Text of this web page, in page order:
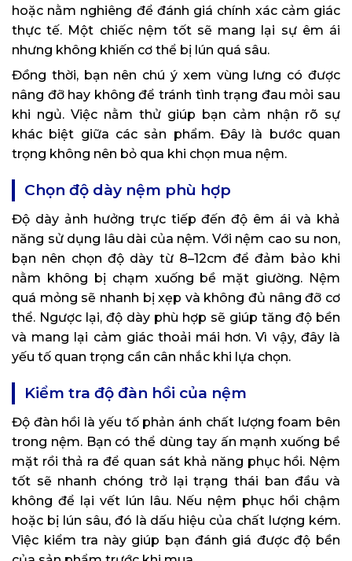
hoặc nằm nghiêng để đánh giá chính xác cảm giác
thực tế. Một chiếc nệm tốt sẽ mang lại sự êm ái
nhưng không khiến cơ thể bị lún quá sâu.
Đồng thời, bạn nên chú ý xem vùng lưng có được
nâng đỡ hay không để tránh tình trạng đau mỏi sau
khi ngủ. Việc nằm thử giúp bạn cảm nhận rõ sự
khác biệt giữa các sản phẩm. Đây là bước quan
trọng không nên bỏ qua khi chọn mua nệm.
Chọn độ dày nệm phù hợp
Độ dày ảnh hưởng trực tiếp đến độ êm ái và khả
năng sử dụng lâu dài của nệm. Với nệm cao su non,
bạn nên chọn độ dày từ 8–12cm để đảm bảo khi
nằm không bị chạm xuống bề mặt giường. Nệm
quá mỏng sẽ nhanh bị xẹp và không đủ nâng đỡ cơ
thể. Ngược lại, độ dày phù hợp sẽ giúp tăng độ bền
và mang lại cảm giác thoải mái hơn. Vì vậy, đây là
yếu tố quan trọng cần cân nhắc khi lựa chọn.
Kiểm tra độ đàn hồi của nệm
Độ đàn hồi là yếu tố phản ánh chất lượng foam bên
trong nệm. Bạn có thể dùng tay ấn mạnh xuống bề
mặt rồi thả ra để quan sát khả năng phục hồi. Nệm
tốt sẽ nhanh chóng trở lại trạng thái ban đầu và
không để lại vết lún lâu. Nếu nệm phục hồi chậm
hoặc bị lún sâu, đó là dấu hiệu của chất lượng kém.
Việc kiểm tra này giúp bạn đánh giá được độ bền